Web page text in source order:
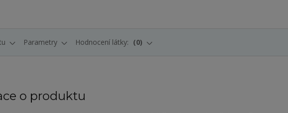
Parametry Hodnocení látky: 0
o produktu